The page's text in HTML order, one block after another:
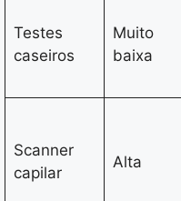
Testes
caseiros
Muito
baixa
Scanner
capilar
Alta